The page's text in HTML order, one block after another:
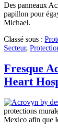
Des panneaux
papillon pour
Michael.
Classé sous :
Secteur,
Fresque
Heart
protections
Mexico afin que